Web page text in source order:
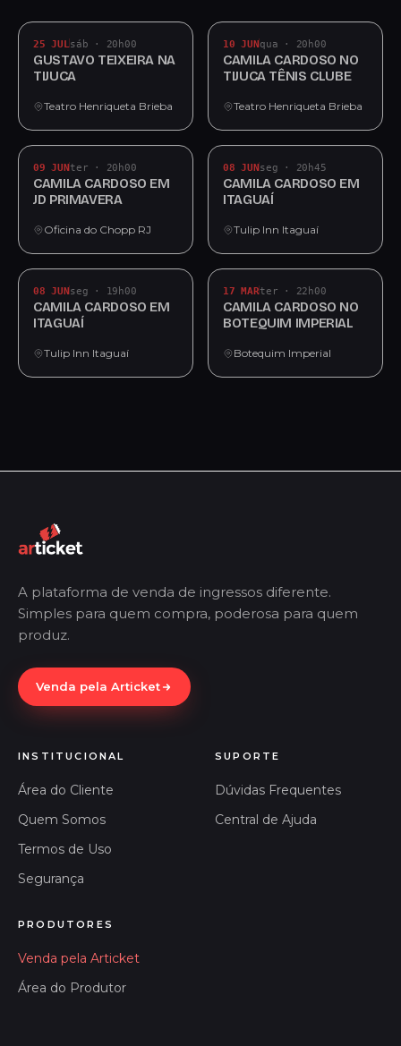
25 JULsáb · 20h00
GUSTAVO TEIXEIRA NA
TIJUCA
Teatro Henriqueta Brieba
10 JUNqua · 20h00
CAMILA CARDOSO NO
TIJUCA TÊNIS CLUBE
Teatro Henriqueta Brieba
09 JUNter · 20h00
CAMILA CARDOSO EM
JD PRIMAVERA
Oficina do Chopp RJ
08 JUNseg · 20h45
CAMILA CARDOSO EM
ITAGUAÍ
Tulip Inn Itaguaí
08 JUNseg · 19h00
CAMILA CARDOSO EM
ITAGUAÍ
Tulip Inn Itaguaí
17 MARter · 22h00
CAMILA CARDOSO NO
BOTEQUIM IMPERIAL
Botequim Imperial
A plataforma de venda de ingressos diferente.
Simples para quem compra, poderosa para quem
produz.
Venda pela Articket
INSTITUCIONAL
Área do Cliente
Quem Somos
Termos de Uso
Segurança
SUPORTE
Dúvidas Frequentes
Central de Ajuda
PRODUTORES
Venda pela Articket
Área do Produtor